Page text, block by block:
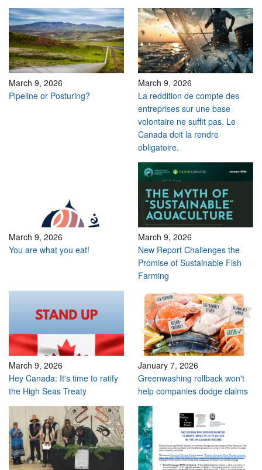
March 9, 2026
Pipeline or Posturing?
March 9, 2026
La reddition de compte des
entreprises sur une base
volontaire ne suffit pas. Le
Canada doit la rendre
obligatoire.
March 9, 2026
You are what you eat!
March 9, 2026
New Report Challenges the
Promise of Sustainable Fish
Farming
March 9, 2026
Hey Canada: It's time to ratify
the High Seas Treaty
January 7, 2026
Greenwashing rollback won't
help companies dodge claims